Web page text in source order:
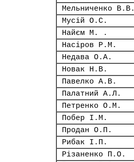
Мельниченко В.В.
Мусій О.С.
Найєм М. .
Насіров Р.М.
Недава О.А.
Новак Н.В.
Павелко А.В.
Палатний А.Л.
Петренко О.М.
Побер І.М.
Продан О.П.
Рибак І.П.
Різаненко П.О.